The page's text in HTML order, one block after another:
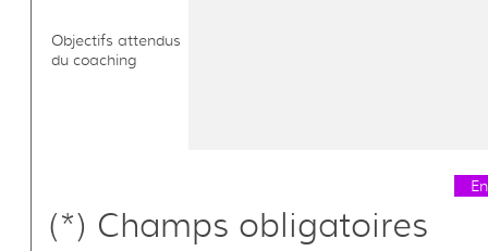
Objectifs attendus
du coaching
(*) Champs obligatoires